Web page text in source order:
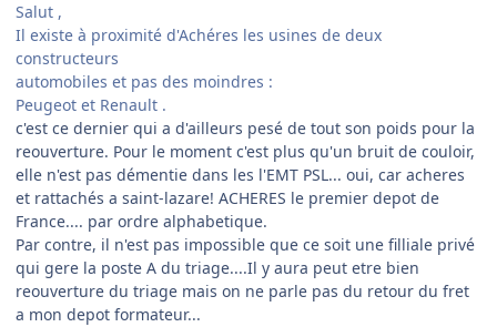
Salut ,
Il existe à proximité d'Achéres les usines de deux
constructeurs
automobiles et pas des moindres :
Peugeot et Renault .
c'est ce dernier qui a d'ailleurs pesé de tout son poids pour la
reouverture. Pour le moment c'est plus qu'un bruit de couloir,
elle n'est pas démentie dans les l'EMT PSL... oui, car acheres
et rattachés a saint-lazare! ACHERES le premier depot de
France.... par ordre alphabetique.
Par contre, il n'est pas impossible que ce soit une filliale privé
qui gere la poste A du triage....Il y aura peut etre bien
reouverture du triage mais on ne parle pas du retour du fret
a mon depot formateur...